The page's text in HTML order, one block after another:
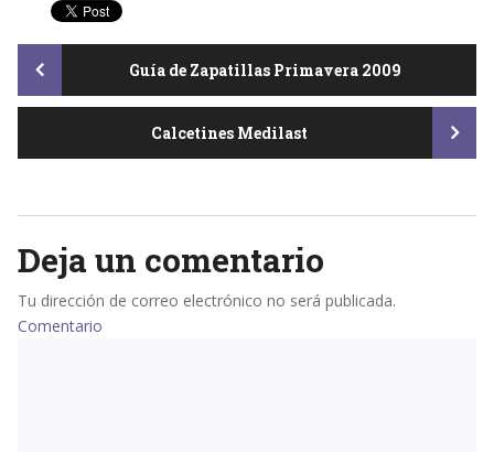
Post
navigation
Guía de Zapatillas Primavera 2009
Calcetines Medilast
Deja un comentario
Tu dirección de correo electrónico no será publicada.
Comentario